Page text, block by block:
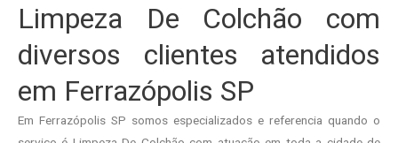
Limpeza De Colchão com
diversos clientes atendidos
em Ferrazópolis SP
Em Ferrazópolis SP somos especializados e referencia quando o